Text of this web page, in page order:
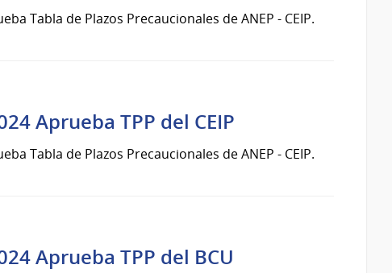
Tabla de Plazos Precaucionales de ANEP - CEIP.
Aprueba TPP del CEIP
Tabla de Plazos Precaucionales de ANEP - CEIP.
Aprueba TPP del BCU